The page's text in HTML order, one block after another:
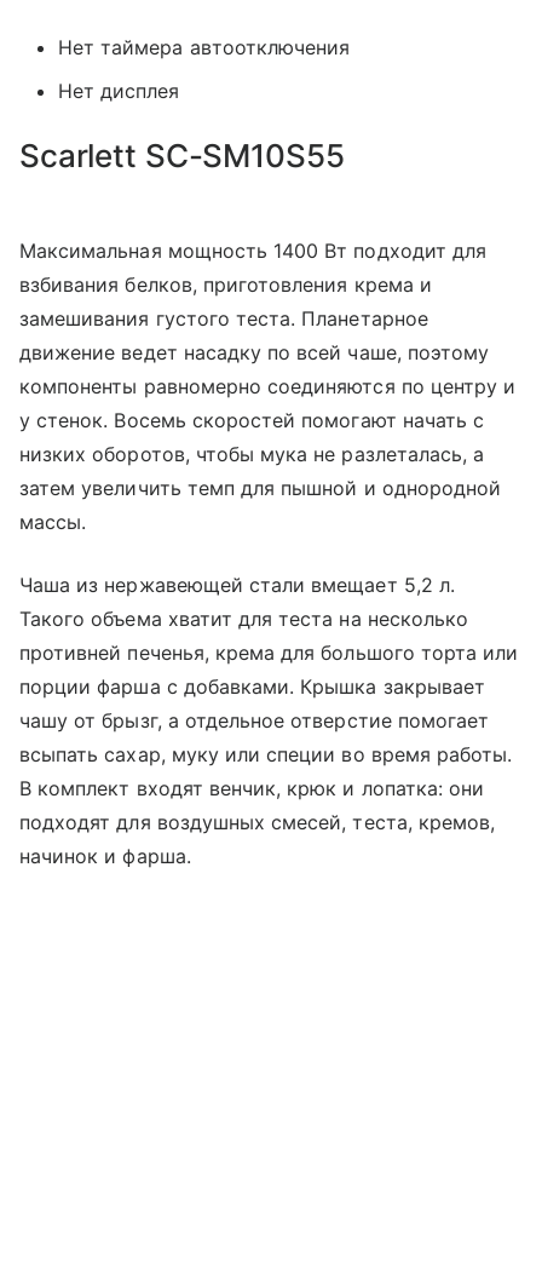
Нет таймера автоотключения
Нет дисплея
Scarlett SC-SM10S55
Максимальная мощность 1400 Вт подходит для
взбивания белков, приготовления крема и
замешивания густого теста. Планетарное
движение ведет насадку по всей чаше, поэтому
компоненты равномерно соединяются по центру и
у стенок. Восемь скоростей помогают начать с
низких оборотов, чтобы мука не разлеталась, а
затем увеличить темп для пышной и однородной
массы.
Чаша из нержавеющей стали вмещает 5,2 л.
Такого объема хватит для теста на несколько
противней печенья, крема для большого торта или
порции фарша с добавками. Крышка закрывает
чашу от брызг, а отдельное отверстие помогает
всыпать сахар, муку или специи во время работы.
В комплект входят венчик, крюк и лопатка: они
подходят для воздушных смесей, теста, кремов,
начинок и фарша.